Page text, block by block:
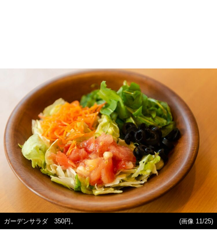
ガーデンサラダ 350円。 (画像 11/25)